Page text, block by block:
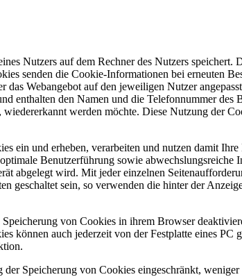
Nutzers auf dem Rechner des Nutzers
senden die Cookie-Informationen bei erneuten
Webangebot auf den jeweiligen Nutzer
enthalten den Namen und die Telefonnummer des
werden möchte. Diese Nutzung der
ein und erheben, verarbeiten und nutzen damit
Benutzerführung sowie abwechslungsreiche
abgelegt wird. Mit jeder einzelnen
geschaltet sein, so verwenden die hinter der
von Cookies in ihrem Browser
können auch jederzeit von der Festplatte eines
Speicherung von Cookies eingeschränkt,